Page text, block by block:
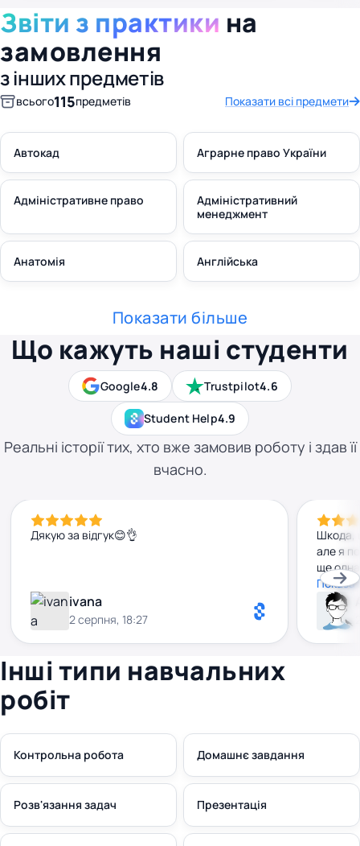
Звіти з практики на
замовлення
з інших предметів
всього115предметів Показати всі предмети
Автокад Аграрне право України
Адміністративне право
Адміністративний
менеджмент
Анатомія Англійська
Показати більше
Google4.8 Trustpilot4.6
Student Help4.9
Що кажуть наші студенти
Реальні історії тих, хто вже замовив роботу і здав її
вчасно.
Дякую за відгук😊👌
ivana
2 серпня, 18:27
Шкода,
але я
ще
Інші типи навчальних
робіт
Контрольна робота Домашнє завдання
Розв'язання задач Презентація